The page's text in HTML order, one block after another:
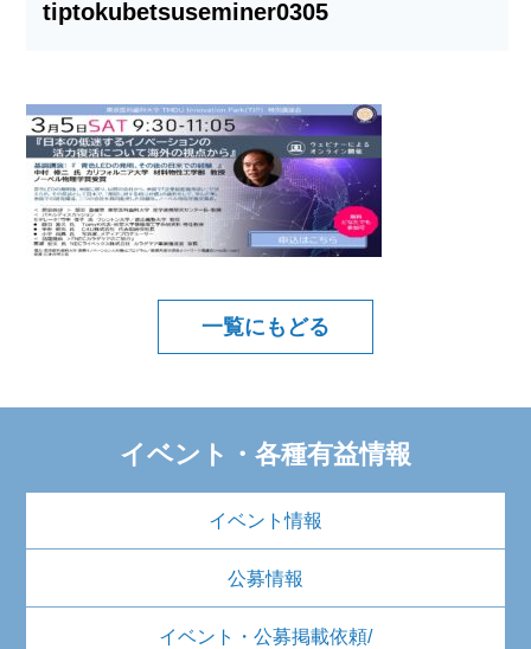
tiptokubetsuseminer0305
一覧にもどる
イベント・各種有益情報
イベント情報
公募情報
イベント・公募掲載依頼/